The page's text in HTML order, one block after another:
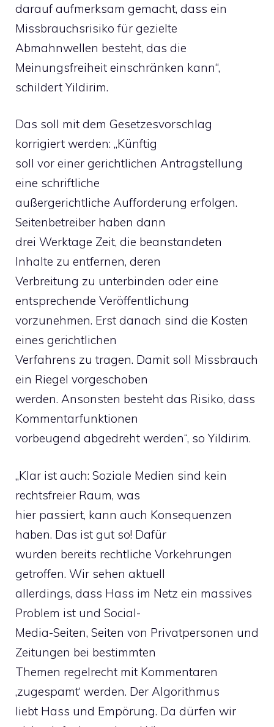
darauf aufmerksam gemacht, dass ein
Missbrauchsrisiko für gezielte
Abmahnwellen besteht, das die
Meinungsfreiheit einschränken kann“,
schildert Yildirim.
Das soll mit dem Gesetzesvorschlag
korrigiert werden: „Künftig
soll vor einer gerichtlichen Antragstellung
eine schriftliche
außergerichtliche Aufforderung erfolgen.
Seitenbetreiber haben dann
drei Werktage Zeit, die beanstandeten
Inhalte zu entfernen, deren
Verbreitung zu unterbinden oder eine
entsprechende Veröffentlichung
vorzunehmen. Erst danach sind die Kosten
eines gerichtlichen
Verfahrens zu tragen. Damit soll Missbrauch
ein Riegel vorgeschoben
werden. Ansonsten besteht das Risiko, dass
Kommentarfunktionen
vorbeugend abgedreht werden“, so Yildirim.
„Klar ist auch: Soziale Medien sind kein
rechtsfreier Raum, was
hier passiert, kann auch Konsequenzen
haben. Das ist gut so! Dafür
wurden bereits rechtliche Vorkehrungen
getroffen. Wir sehen aktuell
allerdings, dass Hass im Netz ein massives
Problem ist und Social-
Media-Seiten, Seiten von Privatpersonen und
Zeitungen bei bestimmten
Themen regelrecht mit Kommentaren
‚zugespamt‘ werden. Der Algorithmus
liebt Hass und Empörung. Da dürfen wir